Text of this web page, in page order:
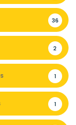
36
2
1
1